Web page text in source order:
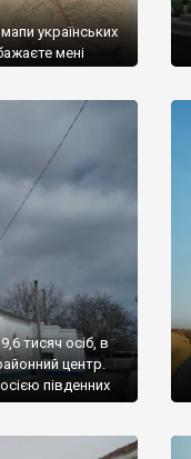
українських
мені
все це про наш
на ній майже не
тисяч осіб, в
центр.
південних
центром у